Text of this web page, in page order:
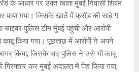
के आधार पर उक्त खाता मुंबई निवासी शिवम
पाया गया। जिसके खातें में फ्रॉड की साढ़े 9
पुलिस टीम मुंबई पहुंची और आरोपी
काबू किया गया। पूछताछ में आरोपी ने अपने
किया, जिसके बाद पुलिस ने उसे भी काबू
गिरफ्तार कर मुंबई अदालत में पेश किया गया,